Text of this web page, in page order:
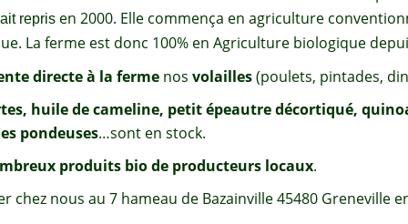
repris en 2000. Elle commença en agriculture
La ferme est donc 100% en Agriculture biologique
directe à la ferme nos volailles(poulets, pintades,
huile de cameline, petit épeautre décortiqué,
pondeuses…sont en stock.
produits bio de producteurs locaux.
chez nous au 7 hameau de Bazainville 45480 Greneville